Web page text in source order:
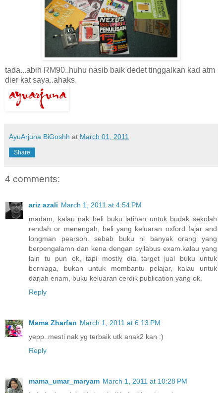
tada...abih RM90..huhu nasib baik dedet tinggalkan kad atm
dier kat saya..ahaks.
AyuArjuna BiGoshh at March 01, 2011
Share
4 comments:
ariz azali March 1, 2011 at 4:54 PM
madam, kalau nak beli buku latihan untuk budak sekolah
rendah or menengah, beli yang keluaran oxford fajar and
longman pearson. sebab buku ni banyak orang yang
berpengalamn dan kena dengan syllabus exam.kalau yang
lain tu pun ok, tapi mostly dia target jual buku untuk
berniaga, bukan untuk membantu pelajar, kalau untuk
darjah enam, buku keluaran cerdik publication yang ok.
Reply
Mama Zharfan March 1, 2011 at 6:13 PM
yepp..mesti nak yg terbaik utk anak2 kan :)
Reply
mama_umar_maryam March 1, 2011 at 10:28 PM